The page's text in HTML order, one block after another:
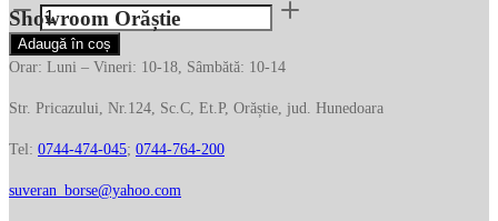
Cantitate
Geanta
de
RIPANI
tesut
si
Adaugă în coș
Showroom Orăștie
Orar: Luni – Vineri: 10-18, Sâmbătă: 10-14
Str. Pricazului, Nr.124, Sc.C, Et.P, Orăștie, jud. Hunedoara
Tel: 0744-474-045; 0744-764-200
suveran_borse@yahoo.com